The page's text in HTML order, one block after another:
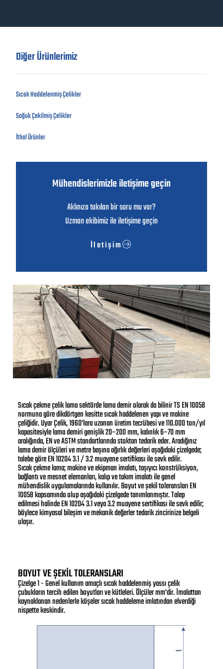
Diğer Ürünlerimiz
Sıcak Haddelenmiş Çelikler
Soğuk Çekilmiş Çelikler
İthal Ürünler
Mühendislerimizle iletişime geçin
Aklınıza takılan bir soru mu var?
Uzman ekibimiz ile iletişime geçin
İletişim
Sıcak çekme çelik lama sektörde lama demir olarak da bilinir TS EN 10058
normuna göre dikdörtgen kesitte sıcak haddelenen yapı ve makine
çeliğidir. Uyar Çelik, 1960'lara uzanan üretim tecrübesi ve 110.000 ton/yıl
kapasitesiyle lama demiri genişlik 20–200 mm, kalınlık 6–70 mm
aralığında, EN ve ASTM standartlarında stoktan tedarik eder. Aradığınız
lama demir ölçüleri ve metre başına ağırlık değerleri aşağıdaki çizelgede;
talebe göre EN 10204 3.1 / 3.2 muayene sertifikası ile sevk edilir.
Sıcak çekme lama; makine ve ekipman imalatı, taşıyıcı konstrüksiyon,
bağlantı ve mesnet elemanları, kalıp ve takım imalatı ile genel
mühendislik uygulamalarında kullanılır. Boyut ve şekil toleransları EN
10058 kapsamında olup aşağıdaki çizelgede tanımlanmıştır. Talep
edilmesi halinde EN 10204 3.1 veya 3.2 muayene sertifikası ile sevk edilir;
böylece kimyasal bileşim ve mekanik değerler tedarik zincirinize belgeli
ulaşır.
BOYUT VE ŞEKİL TOLERANSLARI
Çizelge 1 - Genel kullanım amaçlı sıcak haddelenmiş yassı çelik
çubukların tercih edilen boyutları ve kütleleri. Ölçüler mm'dir. İmalattan
kaynaklanan nedenlerle köşeler sıcak haddeleme imlatından elverdiği
nispette keskindir.